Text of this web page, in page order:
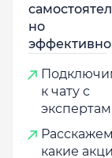
но
эффективно
к чату с
какие